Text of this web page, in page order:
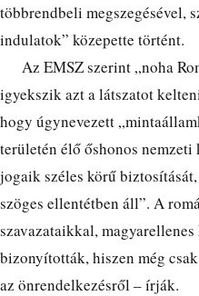
többrendbeli megszegésével,
indulatok” közepette történt.
Az EMSZ szerint „noha
igyekszik azt a látszatot
hogy úgynevezett
területén élő őshonos nemzeti
jogaik széles körű
szöges ellentétben áll”. A
szavazataikkal,
bizonyították, hiszen még
az önrendelkezésről – írják.